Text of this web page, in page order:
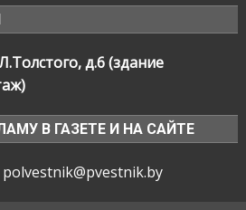
д.6 (здание
В ГАЗЕТЕ И НА САЙТЕ
polvestnik@pvestnik.by